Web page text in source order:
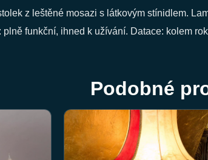
z leštěné mosazi s látkovým stínidlem.
funkční, ihned k užívání. Datace: kolem
Podobné